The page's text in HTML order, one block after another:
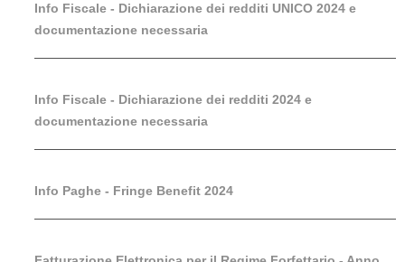
Info Fiscale - Dichiarazione dei redditi UNICO 2024 e
documentazione necessaria
Info Fiscale - Dichiarazione dei redditi 2024 e
documentazione necessaria
Info Paghe - Fringe Benefit 2024